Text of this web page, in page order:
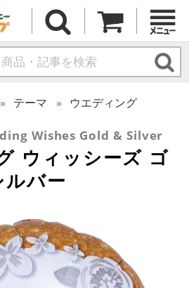
テーマ ウエディング
Wishes Gold & Silver
ウィッシーズ ゴ
バー